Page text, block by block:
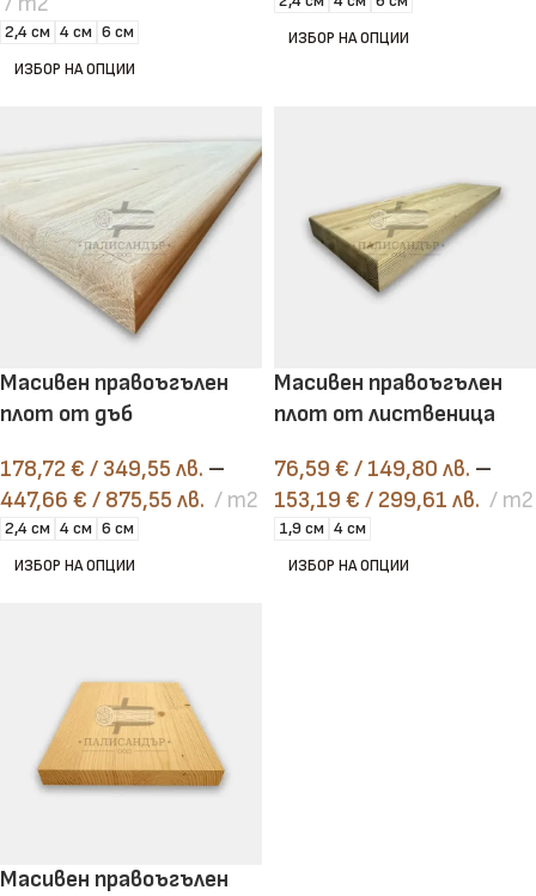
2,4 см 4 см 6 см
ИЗБОР НА ОПЦИИ
ИЗБОР НА ОПЦИИ
Масивен правоъгълен
плот от дъб
178,72 € / 349,55 лв. –
447,66 € / 875,55 лв. m2
2,4 см 4 см 6 см
ИЗБОР НА ОПЦИИ
Масивен правоъгълен
плот от лиственица
76,59 € / 149,80 лв. –
153,19 € / 299,61 лв. m2
1,9 см 4 см
ИЗБОР НА ОПЦИИ
Масивен правоъгълен